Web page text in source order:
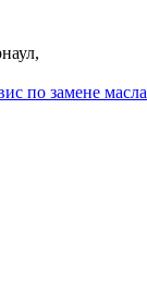
по замене масла